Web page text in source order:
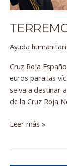
Ayuda
Cruz Roja
euros para las
se va a destinar
de la Cruz Roja
Leer más »